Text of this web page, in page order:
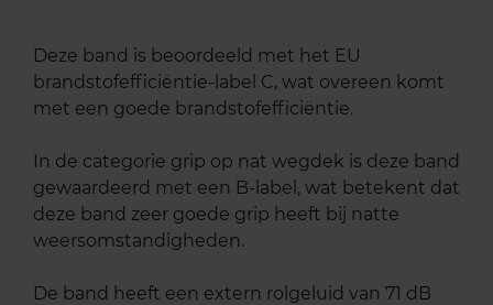
Deze band is beoordeeld met het EU
brandstofefficiëntie-label C, wat overeen komt
met een goede brandstofefficiëntie.
In de categorie grip op nat wegdek is deze band
gewaardeerd met een B-label, wat betekent dat
deze band zeer goede grip heeft bij natte
weersomstandigheden.
De band heeft een extern rolgeluid van 71 dB